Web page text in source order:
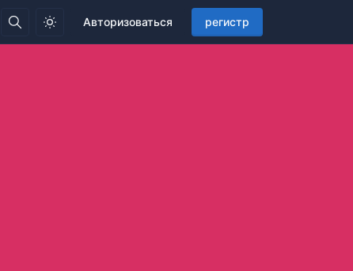
Авторизоваться регистр